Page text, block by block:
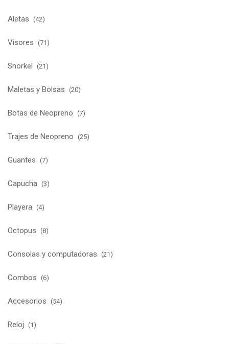
Aletas (42)
Visores (71)
Snorkel (21)
Maletas y Bolsas (20)
Botas de Neopreno (7)
Trajes de Neopreno (25)
Guantes (7)
Capucha (3)
Playera (4)
Octopus (8)
Consolas y computadoras (21)
Combos (6)
Accesorios (54)
Reloj (1)